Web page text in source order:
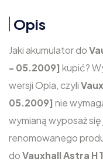
Opis
Jaki akumulator do
- 05.2009] kupić?
wersji Opla, czyli
05.2009] nie
wymianą wyposaż
renomowanego
doVauxhall Astra H